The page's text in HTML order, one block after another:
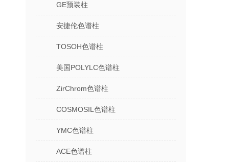
GE预装柱
安捷伦色谱柱
TOSOH色谱柱
美国POLYLC色谱柱
ZirChrom色谱柱
COSMOSIL色谱柱
YMC色谱柱
ACE色谱柱